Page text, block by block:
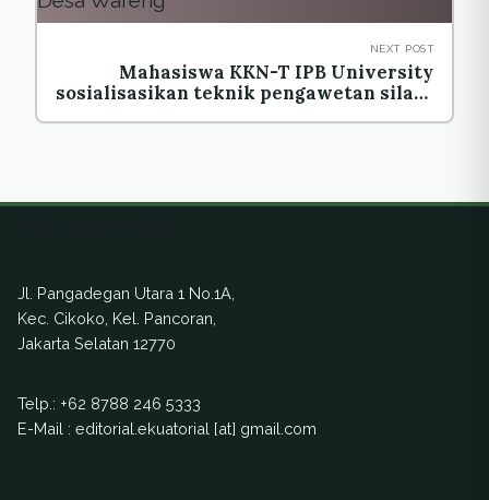
NEXT POST
Mahasiswa KKN-T IPB University
sosialisasikan teknik pengawetan silase
Jl. Pangadegan Utara 1 No.1A,
Kec. Cikoko, Kel. Pancoran,
Jakarta Selatan 12770
Telp.: +62 8788 246 5333
E-Mail : editorial.ekuatorial [at] gmail.com